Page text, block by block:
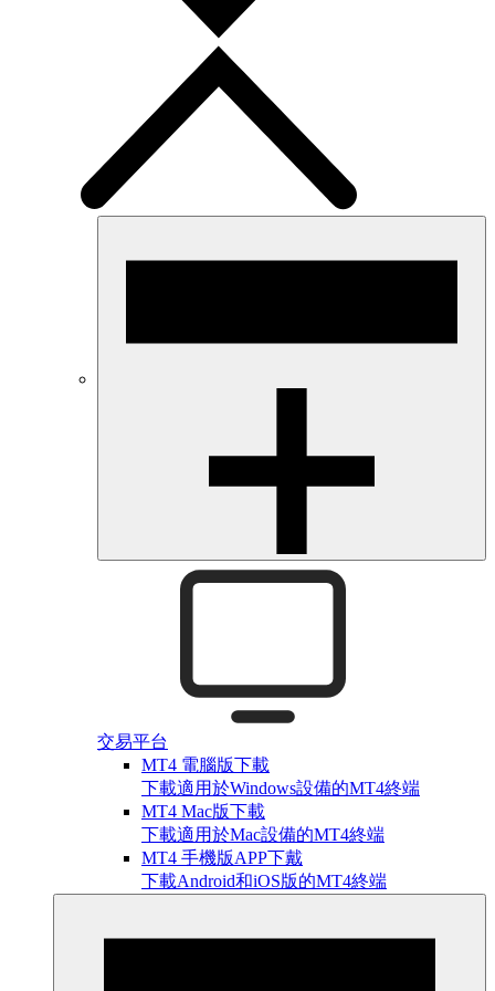
交易平台
MT4 電腦版下載
下載適用於Windows設備的MT4終端
MT4 Mac版下載
下載適用於Mac設備的MT4終端
MT4 手機版APP下戴
下載Android和iOS版的MT4終端